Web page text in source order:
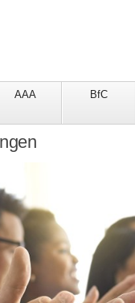
AAA BfC